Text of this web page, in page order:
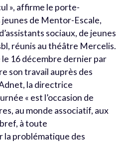
», affirme le porte-
de Mentor-Escale,
sociaux, de jeunes
réunis au théâtre Mercelis.
16 décembre dernier par
son travail auprès des
la directrice
« est l’occasion de
au monde associatif, aux
à toute
la problématique des